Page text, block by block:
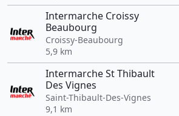
Intermarche Croissy
Beaubourg
Croissy-Beaubourg
5,9 km
Intermarche St Thibault
Des Vignes
Saint-Thibault-Des-Vignes
9,1 km